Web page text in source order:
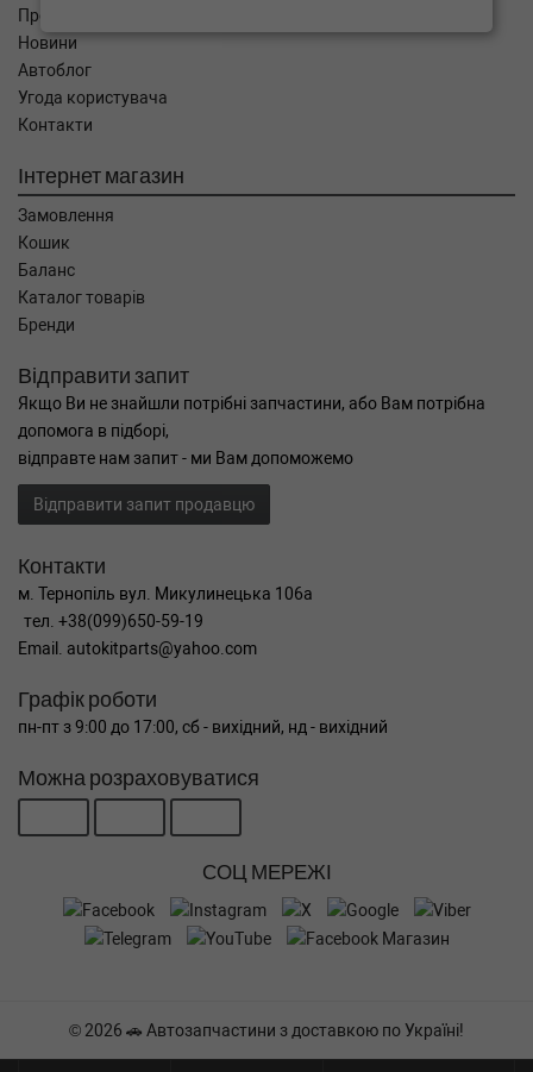
Про компанію
Новини
Автоблог
Угода користувача
Контакти
Інтернет магазин
Замовлення
Кошик
Баланс
Каталог товарів
Бренди
Відправити запит
Якщо Ви не знайшли потрібні запчастини, або Вам потрібна
допомога в підборі,
відправте нам запит - ми Вам допоможемо
Відправити запит продавцю
Контакти
м. Тернопіль вул. Микулинецька 106а
тел. +38(099)650-59-19
Email. autokitparts@yahoo.com
Графік роботи
пн-пт з 9:00 до 17:00, сб - вихідний, нд - вихідний
Можна розраховуватися
СОЦ МЕРЕЖІ
© 2026 🚗 Автозапчастини з доставкою по Україні!